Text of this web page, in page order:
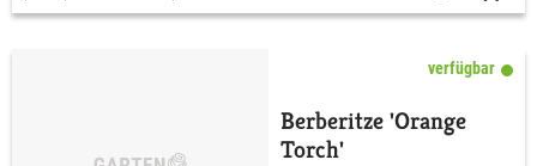
verfügbar
Berberitze 'Orange
Torch'